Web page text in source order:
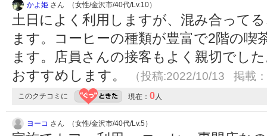
かよ姫 さん （女性/金沢市/40代/Lv.10）
土日によく利用しますが、混み合って
ます。コーヒーの種類が豊富で2階の
ます。店員さんの接客もよく親切でし
おすすめします。
（投稿:2022/10/13 掲載
このクチコミに 現在： 0人
ヨーコ さん （女性/金沢市/40代/Lv.5）